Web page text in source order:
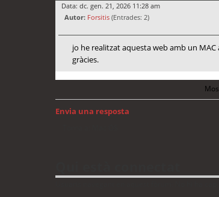
Data: dc. gen. 21, 2026 11:28 am
Autor: Forsitis (Entrades: 2)
jo he realitzat aquesta web amb un
gràcies.
Envia una resposta